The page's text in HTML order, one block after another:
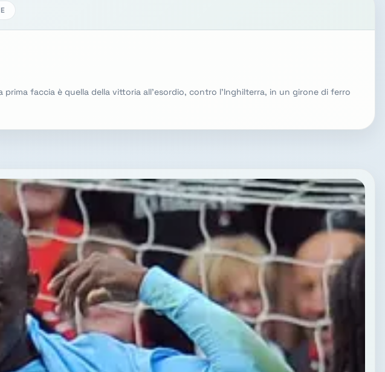
prima faccia è quella della vittoria all'esordio, contro l'Inghilterra, in un girone di ferro